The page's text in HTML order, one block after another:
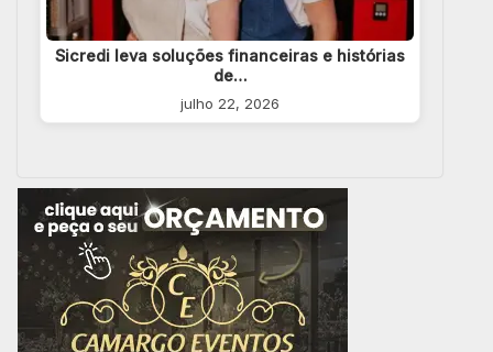
Sicredi leva soluções financeiras e histórias
de…
julho 22, 2026